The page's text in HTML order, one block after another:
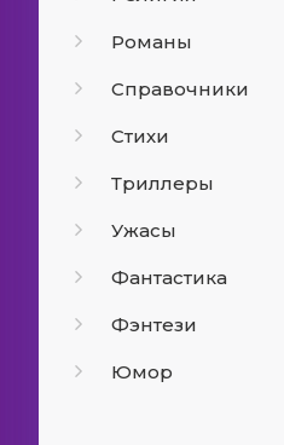
Романы
Справочники
Стихи
Триллеры
Ужасы
Фантастика
Фэнтези
Юмор